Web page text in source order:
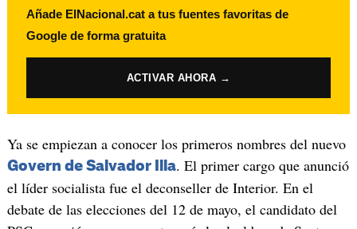
Añade ElNacional.cat a tus fuentes favoritas de
Google de forma gratuita
ACTIVAR AHORA →
Ya se empiezan a conocer los primeros nombres del nuevo
Govern de Salvador Illa. El primer cargo que anunció
el líder socialista fue el deconseller de Interior. En el
debate de las elecciones del 12 de mayo, el candidato del